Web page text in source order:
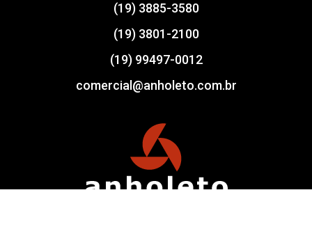
(19) 3885-3580
(19) 3801-2100
(19) 99497-0012
comercial@anholeto.com.br